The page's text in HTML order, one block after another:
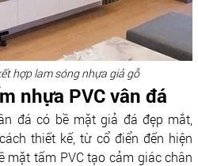
hợp lam sóng nhựa giả gỗ
nhựa PVC vân đá
đá có bề mặt giả đá đẹp mắt,
thiết kế, từ cổ điển đến hiện
mặt tấm PVC tạo cảm giác chân